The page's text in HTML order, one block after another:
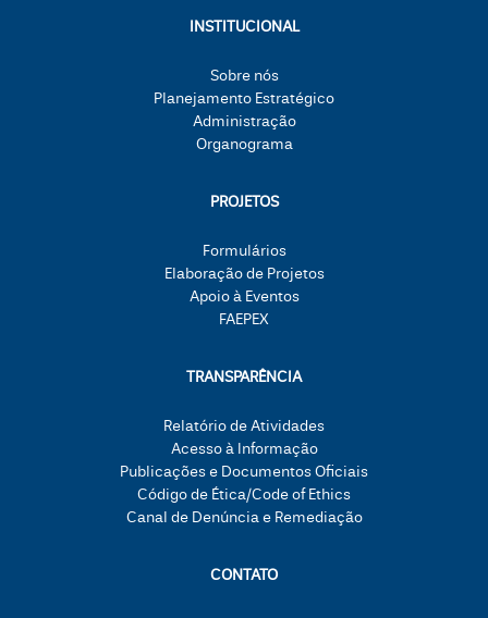
INSTITUCIONAL
Sobre nós
Planejamento Estratégico
Administração
Organograma
PROJETOS
Formulários
Elaboração de Projetos
Apoio à Eventos
FAEPEX
TRANSPARÊNCIA
Relatório de Atividades
Acesso à Informação
Publicações e Documentos Oficiais
Código de Ética/Code of Ethics
Canal de Denúncia e Remediação
CONTATO